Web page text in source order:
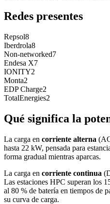
Redes presentes
Repsol8
Iberdrola8
Non-networked7
Endesa X7
IONITY2
Monta2
EDP Charge2
TotalEnergies2
Qué significa la
La carga en corriente alterna
hasta 22 kW, pensada para
forma gradual mientras aparcas.
La carga en corriente continua
Las estaciones HPC superan los
al 80 % de batería en tiempos de
su curva de carga.